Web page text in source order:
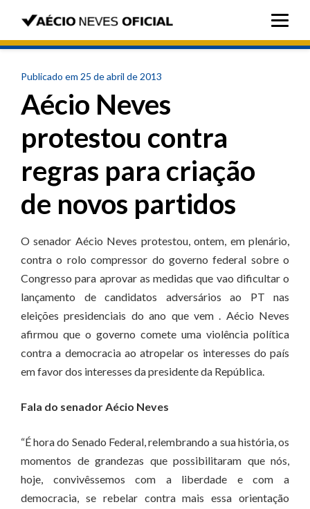
Publicado em 25 de abril de 2013
Aécio Neves
protestou contra
regras para criação
de novos partidos
O senador Aécio Neves protestou, ontem, em plenário,
contra o rolo compressor do governo federal sobre o
Congresso para aprovar as medidas que vao dificultar o
lançamento de candidatos adversários ao PT nas
eleições presidenciais do ano que vem . Aécio Neves
afirmou que o governo comete uma violência política
contra a democracia ao atropelar os interesses do país
em favor dos interesses da presidente da República.
Fala do senador Aécio Neves
“É hora do Senado Federal, relembrando a sua história, os
momentos de grandezas que possibilitaram que nós,
hoje, convivêssemos com a liberdade e com a
democracia, se rebelar contra mais essa orientação